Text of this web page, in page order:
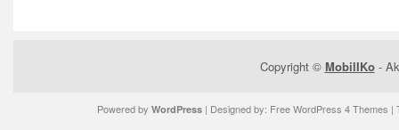
Copyright © MobilIKo-
Powered by WordPress| Designed by: Free WordPress 4 Themes |